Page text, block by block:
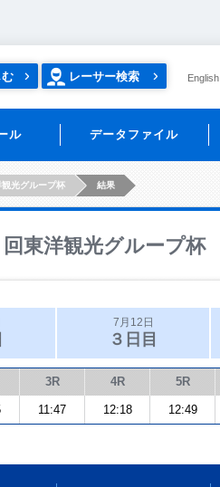
レーサー検索 English
ル データファイル
光グループ杯 結果
東洋観光グループ杯
7月12日
３日目
3R 4R 5R
11:47 12:18 12:49